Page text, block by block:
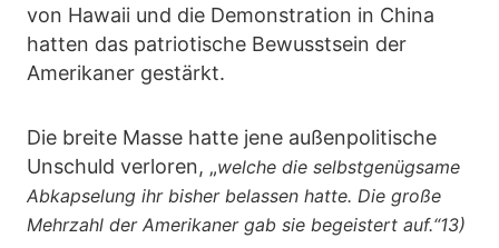
von Hawaii und die Demonstration in China
hatten das patriotische Bewusstsein der
Amerikaner gestärkt.
Die breite Masse hatte jene außenpolitische
Unschuld verloren, „welche die selbstgenügsame
Abkapselung ihr bisher belassen hatte. Die große
Mehrzahl der Amerikaner gab sie begeistert auf.“13)